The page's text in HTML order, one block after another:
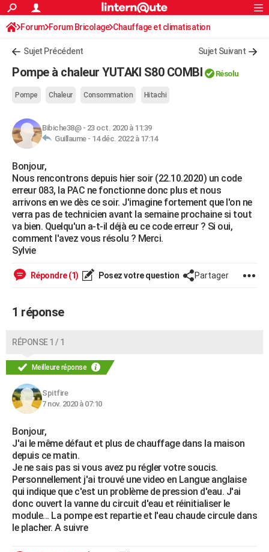
ACTUALITÉS
Politique
Société
Faits Divers
Education
Monde
Villes
+
Essais
Réserver un essai
Citadines
Berlines
SUV
Forum auto
+HIGH-TECH
BRICOLAGE
Forum
Aménagement intérieur
Extérieur
Cuisine
Salle de bains
Jardinage
Rangement
WEEK-END
Guides de France
Escapades
Patrimoine
Expositions
Musées
Week-end nature
+LIFESTYLE
Art de vivre
Bien-être
Loisirs
Mode
Modes de vie
SANTE
Alimentation
Guide de la santé
Maladies
Médicaments
Sommeil
Destinations
City break
Voyage nature
Voyage de noces
Forum
Climat
GUIDES D'ACHAT
Dictionnaire
Biographies
Citations
Expressions
Proverbes
PROGRAMME TV
COPAINS D'AVANT
S'inscrire
Se connecter
Lycées
Collèges
Primaires
Universités
Entreprises
Service militaire
Avis de recherche
AVIS DE DÉCÈS
FORUM
Bricolage
Lifestyle
Culture
Sport
Auto
Television
Voyage
Cinema
Rechercher
S'inscrire
Connexion
Forum Forum Bricolage Chauffage et climatisation
Clim - Pompe à chaleur / réversible
Sujet Précédent Sujet Suivant
Pompe à chaleur YUTAKI S80 COMBI Résolu
Pompe Chaleur Consommation Hitachi
Bibiche38@- 23 oct. 2020 à 11:39
Guillaume - 14 déc. 2022 à 17:14
Bonjour,
Nous rencontrons depuis hier soir (22.10.2020) un code
erreur 083, la PAC ne fonctionne donc plus et nous
arrivons en we dès ce soir. J'imagine fortement que l'on ne
verra pas de technicien avant la semaine prochaine si tout
va bien. Quelqu'un a-t-il déjà eu ce code erreur ? Si oui,
comment l'avez vous résolu ? Merci.
Sylvie
Répondre (1) Posez votre question Partager
1 réponse
RÉPONSE 1 / 1
Meilleure réponse
Spitfire
7 nov. 2020 à 07:10
Bonjour,
J'ai le même défaut et plus de chauffage dans la maison
depuis ce matin.
Je ne sais pas si vous avez pu régler votre soucis.
Personnellement j'ai trouvé une video en Langue anglaise
qui indique que c'est un problème de pression d'eau. J'ai
donc ouvert la vanne du circuit d'eau et réinitialiser le
module... La pompe est repartie et l'eau chaude circule dans
le placher. A suivre